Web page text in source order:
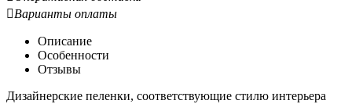
Варианты оплаты
Описание
Особенности
Отзывы
Дизайнерские пеленки, соответствующие стилю интерьера